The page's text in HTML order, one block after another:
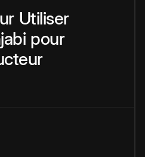
Utiliser
pour